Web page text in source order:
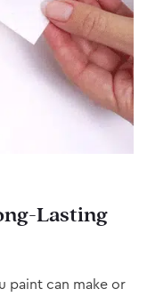
Lasting
paint can make or